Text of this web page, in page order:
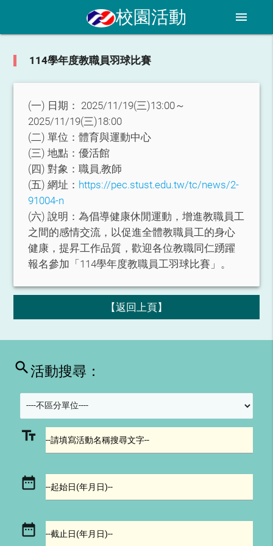
校園活動 menu
114學年度教職員羽球比賽
(一) 日期： 2025/11/19(三)13:00～
2025/11/19(三)18:00
(二) 單位：體育與運動中心
(三) 地點：優活館
(四) 對象：職員,教師
(五) 網址： https://pec.stust.edu.tw/tc/news/2-
91004-n
(六) 說明：為倡導健康休閒運動，增進教職員工
之間的感情交流，以促進全體教職員工的身心
健康，提昇工作品質，歡迎各位教職同仁踴躍
報名參加「114學年度教職員工羽球比賽」。
【返回上頁】
search活動搜尋：
text_fields --請填寫活動名稱搜尋文字--
date_range --起始日(年月日)--
date_range --截止日(年月日)--